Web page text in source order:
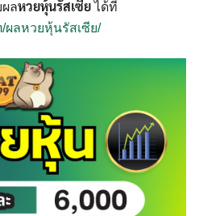
ลหวยหุ้นรัสเซียได้ที่
ผลหวยหุ้นรัสเซีย/